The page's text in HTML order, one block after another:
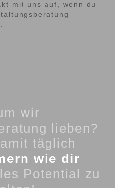
mit uns auf, wenn du
wir
lieben?
täglich
wie dir
Potential zu